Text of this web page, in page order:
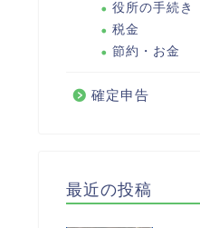
役所の手続き
税金
節約・お金
確定申告
最近の投稿